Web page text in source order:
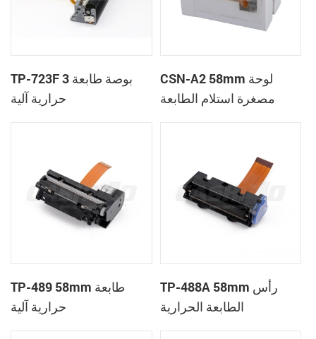
TP-723F 3 بوصة طابعة
حرارية آلية
CSN-A2 58mm لوحة
مصغرة استلام الطابعة
TP-489 58mm طابعة
حرارية آلية
TP-488A 58mm رأس
الطابعة الحرارية